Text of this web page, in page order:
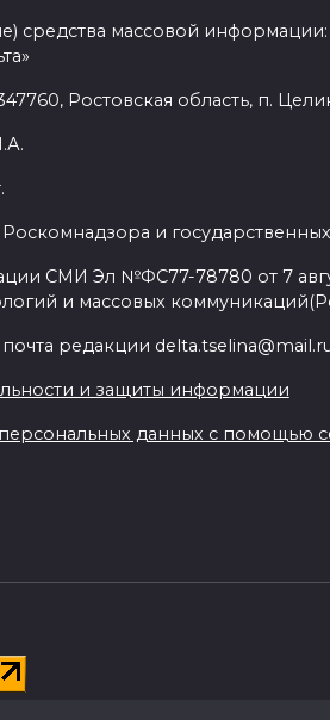
средства массовой
Ростовская область, п.
и
СМИ Эл №ФС77-78780 от 7
и массовых
редакции
и защиты информации
данных с помощью